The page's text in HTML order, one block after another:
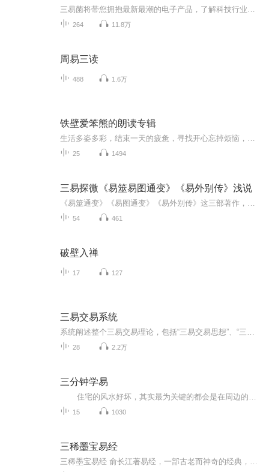
264 11.8万
周易三读
488 1.6万
铁壁爱笨熊的朗读专辑
25 1494
三易探微《易筮易图通变》《易外别传》浅说
54 461
破壁入禅
17 127
三易交易系统
28 2.2万
三分钟学易
15 1030
三稀墨宝易经